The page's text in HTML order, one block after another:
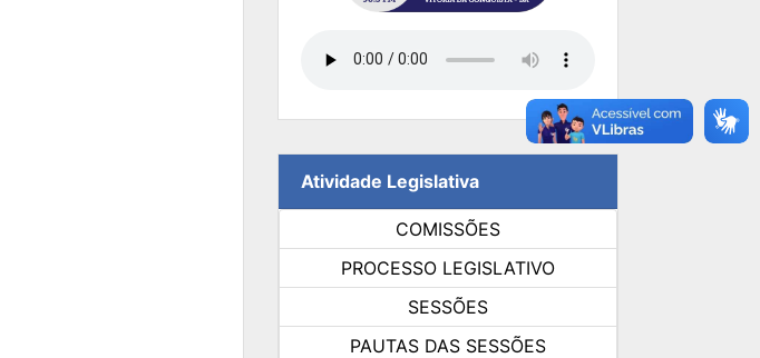
Atividade Legislativa
COMISSÕES
PROCESSO LEGISLATIVO
SESSÕES
PAUTAS DAS SESSÕES